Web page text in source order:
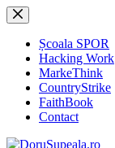
Sari
la
conținutȘcoala SPOR
Hacking Work
MarkeThink
CountryStrike
FaithBook
Contact